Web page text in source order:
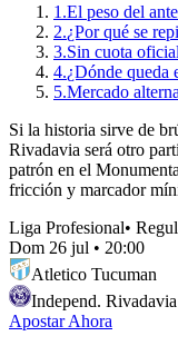
1.El peso del
2.¿Por qué se
3.Sin cuota
4.¿Dónde queda
5.Mercado
Si la historia sirve de
Rivadavia será otro
patrón en el
fricción y marcador
Liga Profesional•
Dom 26 jul • 20:00
Atletico Tucuman
Independ. Rivadavia
Apostar Ahora